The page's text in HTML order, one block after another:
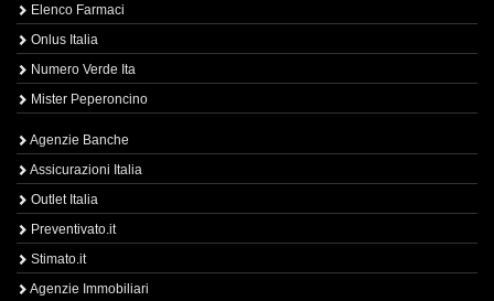
Elenco Farmaci
Onlus Italia
Numero Verde Ita
Mister Peperoncino
Agenzie Banche
Assicurazioni Italia
Outlet Italia
Preventivato.it
Stimato.it
Agenzie Immobiliari